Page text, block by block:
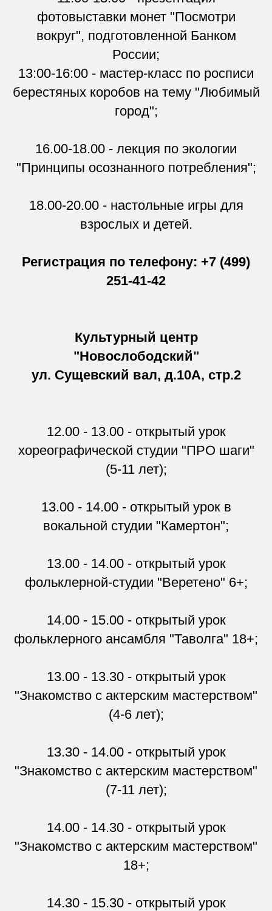
фотовыставки монет "Посмотри
вокруг", подготовленной Банком
России;
13:00-16:00 - мастер-класс по росписи
берестяных коробов на тему "Любимый
город";
16.00-18.00 - лекция по экологии
"Принципы осознанного потребления";
18.00-20.00 - настольные игры для
взрослых и детей.
Регистрация по телефону: +7 (499)
251-41-42
Культурный центр
"Новослободский"
ул. Сущевский вал, д.10А, стр.2
12.00 - 13.00 - открытый урок
хореографической студии "ПРО шаги"
(5-11 лет);
13.00 - 14.00 - открытый урок в
вокальной студии "Камертон";
13.00 - 14.00 - открытый урок
фольклерной-студии "Веретено" 6+;
14.00 - 15.00 - открытый урок
фольклерного ансамбля "Таволга" 18+;
13.00 - 13.30 - открытый урок
"Знакомство с актерским мастерством"
(4-6 лет);
13.30 - 14.00 - открытый урок
"Знакомство с актерским мастерством"
(7-11 лет);
14.00 - 14.30 - открытый урок
"Знакомство с актерским мастерством"
18+;
14.30 - 15.30 - открытый урок